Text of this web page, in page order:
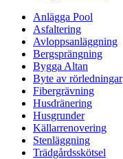
Anlägga Pool
Asfaltering
Avloppsanläggning
Bergsprängning
Bygga Altan
Byte av rörledningar
Fibergrävning
Husdränering
Husgrunder
Källarrenovering
Stenläggning
Trädgårdsskötsel